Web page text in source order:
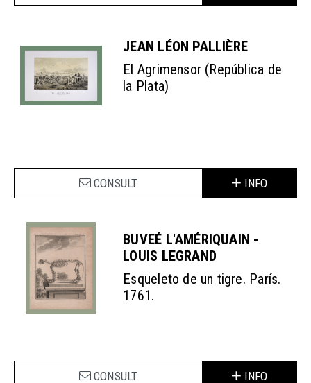
JEAN LÉON PALLIÈRE
El Agrimensor (República de
la Plata)
CONSULT INFO
BUVEÉ L'AMÉRIQUAIN -
LOUIS LEGRAND
Esqueleto de un tigre. París.
1761.
CONSULT INFO